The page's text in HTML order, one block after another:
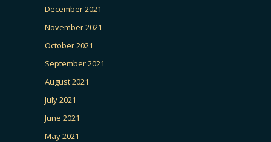
December 2021
November 2021
October 2021
September 2021
August 2021
July 2021
June 2021
May 2021